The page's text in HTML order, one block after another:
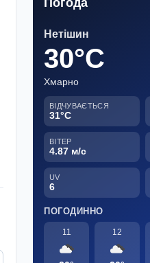
Нетішин
30°C
Хмарно
ВІДЧУВАЄТЬСЯ
31°C
ВІТЕР
4.87 м/с
UV
6
ПОГОДИННО
11 12